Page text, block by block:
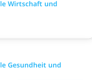
Wirtschaft und
Gesundheit und